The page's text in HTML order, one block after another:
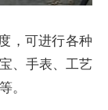
，可进行各种
、手表、工艺
。